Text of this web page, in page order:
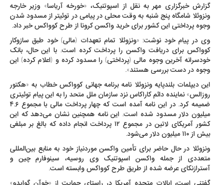
گزارش خبرگزاری مهر
به نقل از اسپوتنیک، «خورخه آریاسا» وزیر خارجه
ونزوئلا شامگاه پنج شنبه به وقت محلی در پیامی در توئیتر از مسدود شدن
وجوه پرداختی این کشور برای خرید واکسن کرونا از طرح کوواکس خبر داد.
وی در پیام خود نوشت: «ونزوئلا تمام تعهدات (مالی) خود طبق سازوکار
کوواکس برای دریافت واکسن را پرداخت کرده است. با این حال، بانک
خودسرانه آخرین وجوه مالی (پرداختی) را مسدود کرده و (اعلام کرده) این
وجوه در دست بررسی هستند».
این دیپلمات بلندپایه ونزوئلا نامه برنامه جهانی کوواکس خطاب به «هکتور
روزالس» نماینده دائم کاراکاس نزد سازمان ملل متحد را به این پیام توئیتری
ضمیمه کرد. در این نامه آمده است که چهار پرداخت مالی با مجموع ۴.۶
میلیون دلار مسدود شده است. این نامه همچنین نشان می‌دهد که این
کشور آمریکای لاتین در مجموع ۱۲ پرداخت انجام داده که بالغ بر مبلغی
بیش از ۱۱۰ میلیون دلار می‌شود.
ونزوئلا در حال حاضر برای تأمین واکسن موردنیاز خود به منابع بین‌المللی
متعددی از جمله واکسن اسپوتنیک وی روسیه، سینوفارم چین و
آسترازنکای عرضه شده از طریق طرح کوواکس وابسته است.
گفتنی است، ایالات متحده آمریکا در راستای حمایت از «خوآن گوایدو»